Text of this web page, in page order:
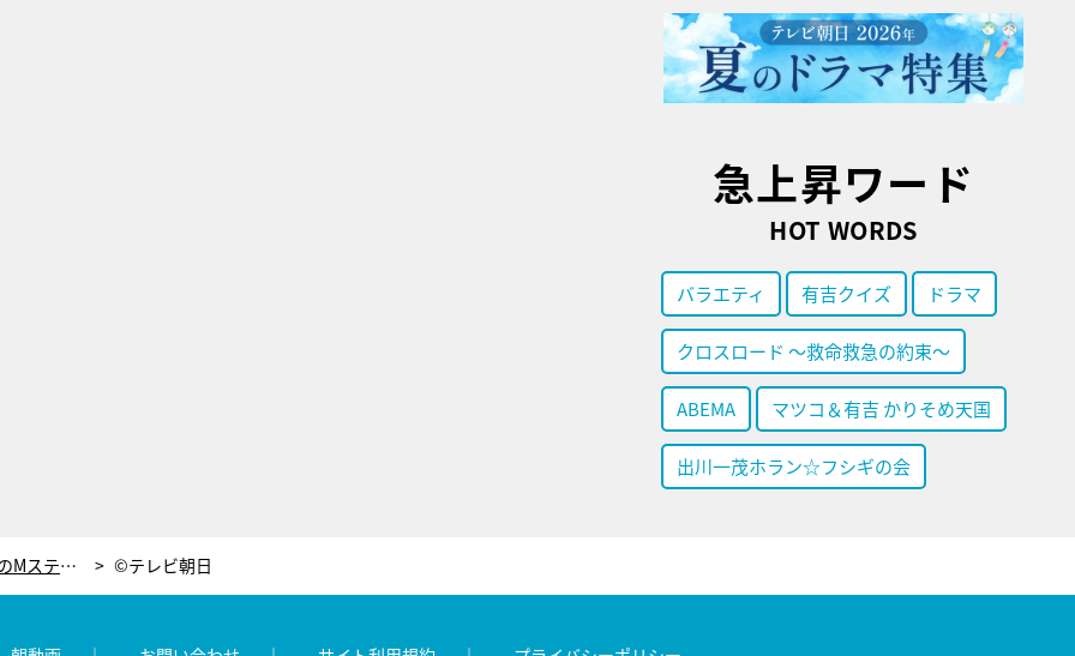
急上昇ワード
HOT WORDS
バラエティ 有吉クイズ ドラマ
クロスロード ～救命救急の約束～
ABEMA マツコ＆有吉 かりそめ天国
出川一茂ホラン☆フシギの会
関ジャニ∞、6人体制になって初めてのMステ！楽曲提供のWANIMAも登場 ©テレビ朝日